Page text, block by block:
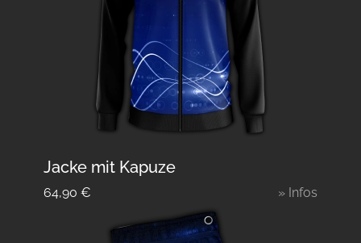
Jacke mit Kapuze
64,90 € » Infos